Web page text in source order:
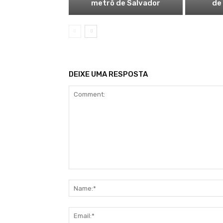
metrô de Salvador
de
DEIXE UMA RESPOSTA